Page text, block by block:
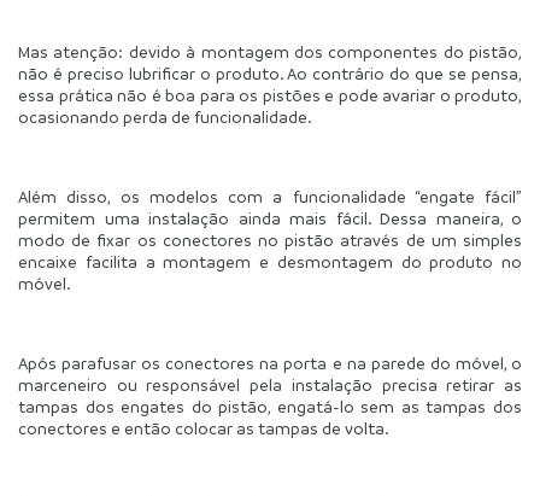
Mas atenção: devido à montagem dos componentes do pistão,
não é preciso lubrificar o produto. Ao contrário do que se pensa,
essa prática não é boa para os pistões e pode avariar o produto,
ocasionando perda de funcionalidade.
Além disso, os modelos com a funcionalidade “engate fácil”
permitem uma instalação ainda mais fácil. Dessa maneira, o
modo de fixar os conectores no pistão através de um simples
encaixe facilita a montagem e desmontagem do produto no
móvel.
Após parafusar os conectores na porta e na parede do móvel, o
marceneiro ou responsável pela instalação precisa retirar as
tampas dos engates do pistão, engatá-lo sem as tampas dos
conectores e então colocar as tampas de volta.